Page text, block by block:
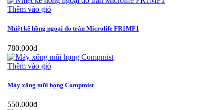
Thêm vào giỏ
Nhiệt kế hồng ngoại đo trán Microlife FR1MF1
780.000đ
Thêm vào giỏ
Máy xông mũi họng Compmist
550.000đ